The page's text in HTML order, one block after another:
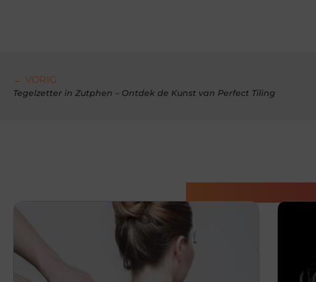
← VORIG
Tegelzetter in Zutphen – Ontdek de Kunst van Perfect Tiling